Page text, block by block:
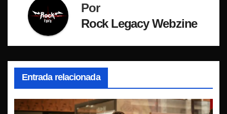
Por
Rock Legacy Webzine
Entrada relacionada